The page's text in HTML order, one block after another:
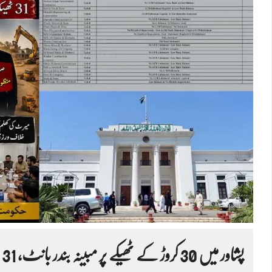
پشاور میں 30 کروڑ کے ٹھیکے پر مبینہ بندر بانٹ، 31 ٹھیکیدار نظر انداز